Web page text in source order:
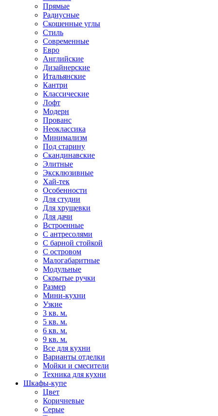
Прямые
Радиусные
Скошенные углы
Стиль
Современные
Евро
Английские
Дизайнерские
Итальянские
Кантри
Классические
Лофт
Модерн
Прованс
Неоклассика
Минимализм
Под старину
Скандинавские
Элитные
Эксклюзивные
Хай-тек
Особенности
Для студии
Для хрущевки
Для дачи
Встроенные
С антресолями
С барной стойкой
С островом
Малогабаритные
Модульные
Скрытые ручки
Размер
Мини-кухни
Узкие
3 кв. м.
5 кв. м.
6 кв. м.
9 кв. м.
Все для кухни
Варианты отделки
Мойки и смесители
Техника для кухни
Шкафы-купе
Цвет
Коричневые
Серые